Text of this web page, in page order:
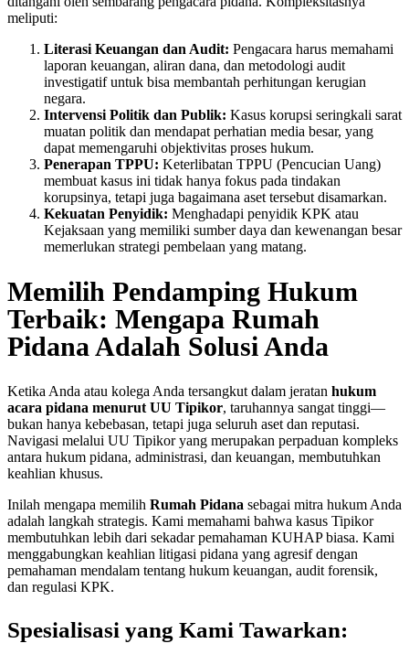
meliputi:
Literasi Keuangan dan Audit: Pengacara harus memahami
laporan keuangan, aliran dana, dan metodologi audit
investigatif untuk bisa membantah perhitungan kerugian
negara.
Intervensi Politik dan Publik: Kasus korupsi seringkali sarat
muatan politik dan mendapat perhatian media besar, yang
dapat memengaruhi objektivitas proses hukum.
Penerapan TPPU: Keterlibatan TPPU (Pencucian Uang)
membuat kasus ini tidak hanya fokus pada tindakan
korupsinya, tetapi juga bagaimana aset tersebut disamarkan.
Kekuatan Penyidik: Menghadapi penyidik KPK atau
Kejaksaan yang memiliki sumber daya dan kewenangan besar
memerlukan strategi pembelaan yang matang.
Memilih Pendamping Hukum
Terbaik: Mengapa Rumah
Pidana Adalah Solusi Anda
Ketika Anda atau kolega Anda tersangkut dalam jeratan hukum
acara pidana menurut UU Tipikor, taruhannya sangat tinggi—
bukan hanya kebebasan, tetapi juga seluruh aset dan reputasi.
Navigasi melalui UU Tipikor yang merupakan perpaduan kompleks
antara hukum pidana, administrasi, dan keuangan, membutuhkan
keahlian khusus.
Inilah mengapa memilih Rumah Pidana sebagai mitra hukum Anda
adalah langkah strategis. Kami memahami bahwa kasus Tipikor
membutuhkan lebih dari sekadar pemahaman KUHAP biasa. Kami
menggabungkan keahlian litigasi pidana yang agresif dengan
pemahaman mendalam tentang hukum keuangan, audit forensik,
dan regulasi KPK.
Spesialisasi yang Kami Tawarkan: